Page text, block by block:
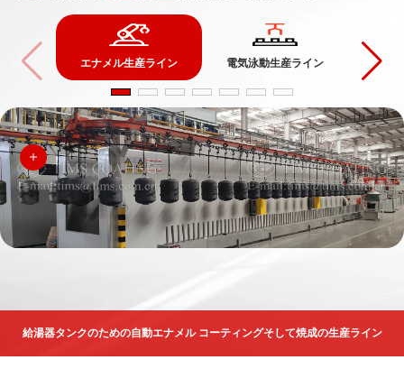
エナメル生産ライン 電気泳動生産ライン 粉体
給湯器タンクのための自動エナメル コーティングそして焼成の生産ライン